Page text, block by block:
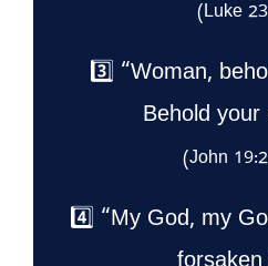
(Luke
3️⃣ “Woman,
Behold your
(John
4️⃣ “My God, my